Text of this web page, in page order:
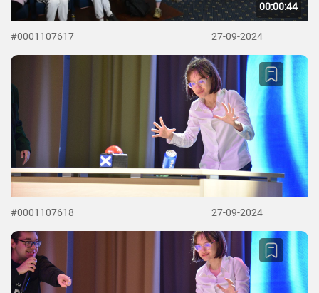
00:00:44
#0001107617 27-09-2024
#0001107618 27-09-2024